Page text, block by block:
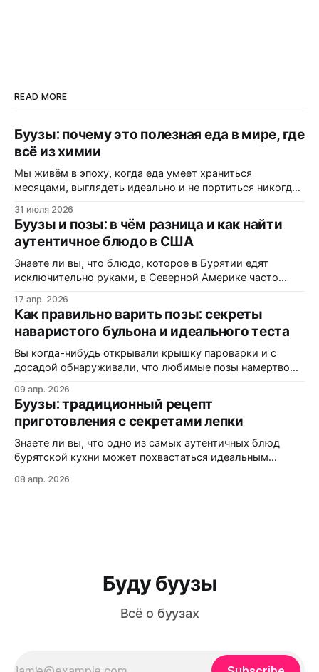
READ MORE
Буузы: почему это полезная еда в мире, где
всё из химии
Мы живём в эпоху, когда еда умеет храниться
месяцами, выглядеть идеально и не портиться никогда.
вкус. Полки магазинов забиты ультраобработанной
пищей: полуфабрикатами, лапшой быстрого
приготовления, «домашними» котлетами с составом на
пол-этикетки. А ведь есть блюдо, которому не нужны
консерванты, потому
31 июля 2026
Буузы и позы: в чём разница и как найти
аутентичное блюдо в США
Знаете ли вы, что блюдо, которое в Бурятии едят
исключительно руками, в Северной Америке часто
материале вы узнаете, почему одни называют их
«буузы», а другие — «позы», как диаспора адаптирует
рецепт под западные реалии, и где именно на трассах
Монтаны можно заказать свежую партию без
17 апр. 2026
Как правильно варить позы: секреты
наваристого бульона и идеального теста
Вы когда-нибудь открывали крышку пароварки и с
досадой обнаруживали, что любимые позы намертво
пирожок, а внутри — сухо и безвкусно? Статистика
кулинарных форумов показывает: более 60% новичков
сталкиваются с этими проблемами при первом
знакомстве с бурятской кухней. В этой статье вы
узнаете:
09 апр. 2026
Буузы: традиционный рецепт
приготовления с секретами лепки
Знаете ли вы, что одно из самых аутентичных блюд
бурятской кухни может похвастаться идеальным
Буузы (или позы, как их ошибочно называют) — это не
08 апр. 2026
Буду буузы
Всё о буузах